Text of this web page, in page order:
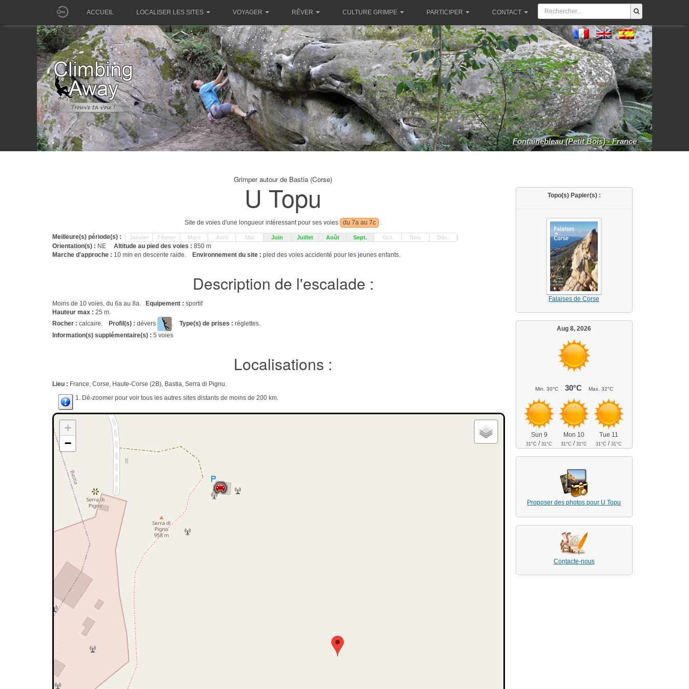
ACCUEIL LOCALISER LES SITES VOYAGER RÊVER CULTURE GRIMPE PARTICIPER CONTACT
Fontainebleau (Petit Bois) - France
Grimper autour de Bastia (Corse)
U Topu
Site de voies d'une longueur intéressant pour ses voies du 7a au 7c .
Meilleure(s) période(s) : Janvier Février Mars Avril Mai Juin Juillet Août Sept. Oct. Nov. Déc.
Orientation(s) : NE Altitude au pied des voies : 850 m
Marche d'approche : 10 min en descente raide. Environnement du site : pied des voies accidenté pour les jeunes enfants.
Description de l'escalade :
Moins de 10 voies, du 6a au 8a. Equipement : sportif
Hauteur max : 25 m.
Rocher : calcaire. Profil(s) : dévers . Type(s) de prises : réglettes.
Information(s) supplémentaire(s) : 5 voies
Localisations :
Lieu : France, Corse, Haute-Corse (2B), Bastia, Serra di Pignu.
1. Dé-zoomer pour voir tous les autres sites distants de moins de 200 km.
+
−
Topo(s) Papier(s) :
Falaises de Corse
Aug 8, 2026
Min. 30°C 30°C Max. 32°C
Sun 9
31°C /31°C
Mon 10
31°C /31°C
Tue 11
31°C /31°C
Proposer des photos pour U Topu
Contacte-nous